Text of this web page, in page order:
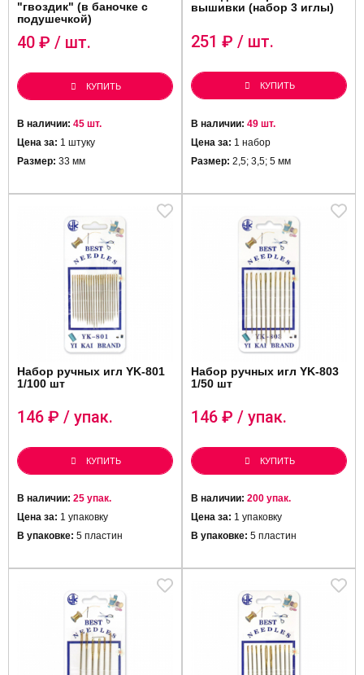
"гвоздик" (в баночке с
подушечкой)
40 ₽ / шт.
КУПИТЬ
В наличии: 45 шт.
Цена за: 1 штуку
Размер: 33 мм
вышивки (набор 3 иглы)
251 ₽ / шт.
КУПИТЬ
В наличии: 49 шт.
Цена за: 1 набор
Размер: 2,5; 3,5; 5 мм
Набор ручных игл YK-801
1/100 шт
146 ₽ / упак.
КУПИТЬ
В наличии: 25 упак.
Цена за: 1 упаковку
В упаковке: 5 пластин
Набор ручных игл YK-803
1/50 шт
146 ₽ / упак.
КУПИТЬ
В наличии: 200 упак.
Цена за: 1 упаковку
В упаковке: 5 пластин